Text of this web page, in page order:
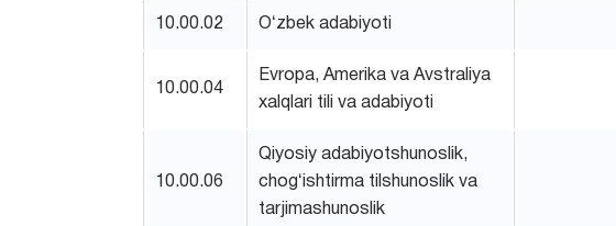
10.00.02 Oʻzbek adabiyoti
10.00.04
Evropa, Amerika va Avstraliya
xalqlari tili va adabiyoti
10.00.06
Qiyosiy adabiyotshunoslik,
chogʻishtirma tilshunoslik va
tarjimashunoslik